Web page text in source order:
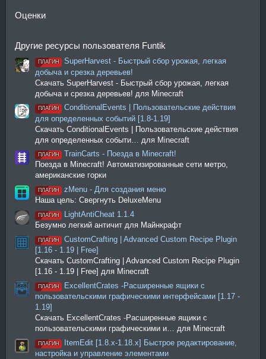
Оценки
Другие ресурсы пользователя Funtik
ПЛАГИН
SuperHarvest - Быстрый сбор урожая, легкая
добыча и срезка деревьев!
Скачать SuperHarvest - Быстрый сбор урожая, легкая
добыча и срезка деревьев! для Minecraft
ПЛАГИН
ConditionalEvents | Пользовательские действия
для определенных событий [1.8-1.19]
Скачать ConditionalEvents | Пользовательские действия
для определенных событи… для Minecraft
ПЛАГИН
TrainCarts - Поезда в Minecraft!
Поезда в Minecraft! Автоматизированные сети метро,
американские горки
ПЛАГИН
zMenu - Для создания меню
Наша цель: Свергнуть DeluxeMenu
ПЛАГИН
LightAntiCheat 1.1.4
Безумно легкий античит для Майнкрафт
ПЛАГИН
CustomCrafting | Advanced Custom Recipe Plugin
[1.16 - 1.19 | Free]
Скачать CustomCrafting | Advanced Custom Recipe Plugin
[1.16 - 1.19 | Free] для Minecraft
ПЛАГИН
ExcellentCrates -Расширенные ящики с
пользовательскими графическими интерфейсами [1.17 -
1.19]
Скачать ExcellentCrates -Расширенные ящики с
пользовательскими графическими и… для Minecraft
ПЛАГИН
ItemEdit [1.8.x-1.18.x] Быстрое редактирование,
настройка и управление элементами